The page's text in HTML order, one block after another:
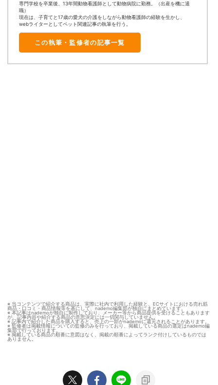
専門学校を卒業後、13年間動物看護師として動物病院に勤務。（出産を機に退
職）
現在は、子育てと17歳の愛犬の介護をしながら動物看護師の経験を生かし、
webライターとしてペット関連記事の執筆を行う。
この執筆・監修者の記事一覧
※ 当コンテンツで紹介する商品は、実際に社内で利用した経験と、ECサイトにおける売れ筋
商品・口コミ・商品情報等を基にして、nademo編集部が独自にまとめています。
※ 本記事はnademoが独自に制作しており、メーカー等から商品提供を受けることもあります
が、記事内容や紹介する商品の意思決定には一切関与していません。
※ 記事内で紹介した商品を購入すると、売上の一部がnademoに還元されることがあります。
※ 監修者は掲載情報についての監修のみを行っており、掲載している商品の選定はnademo編
集部で行っております。
※ 掲載している商品の順番に意図はなく、掲載の順番によってランク付けしているものでは
ありません。